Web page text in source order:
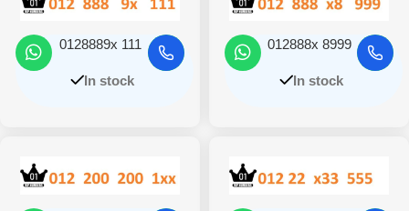
012888x 8999
In stock
0128889x 111
In stock